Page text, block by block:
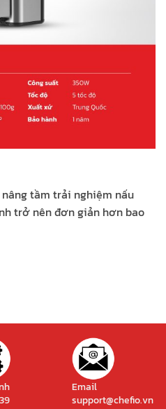
tầm trải nghiệm nấu
trở nên đơn giản hơn bao
Email
support@chefio.vn